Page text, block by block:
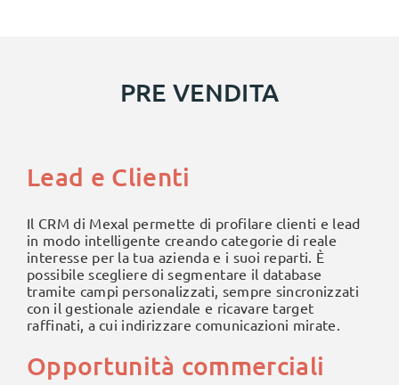
PRE VENDITA
Lead e Clienti
Il CRM di Mexal permette di profilare clienti e lead
in modo intelligente creando categorie di reale
interesse per la tua azienda e i suoi reparti. È
possibile scegliere di segmentare il database
tramite campi personalizzati, sempre sincronizzati
con il gestionale aziendale e ricavare target
raffinati, a cui indirizzare comunicazioni mirate.
Opportunità commerciali